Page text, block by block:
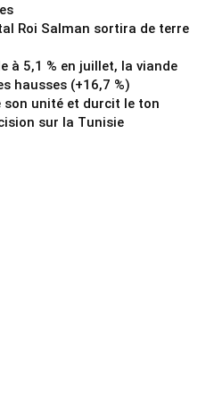
Roi Salman sortira de terre
à 5,1 % en juillet, la viande
hausses (+16,7 %)
son unité et durcit le ton
sur la Tunisie